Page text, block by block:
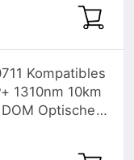
Kompatibles
1310nm 10km
Optische